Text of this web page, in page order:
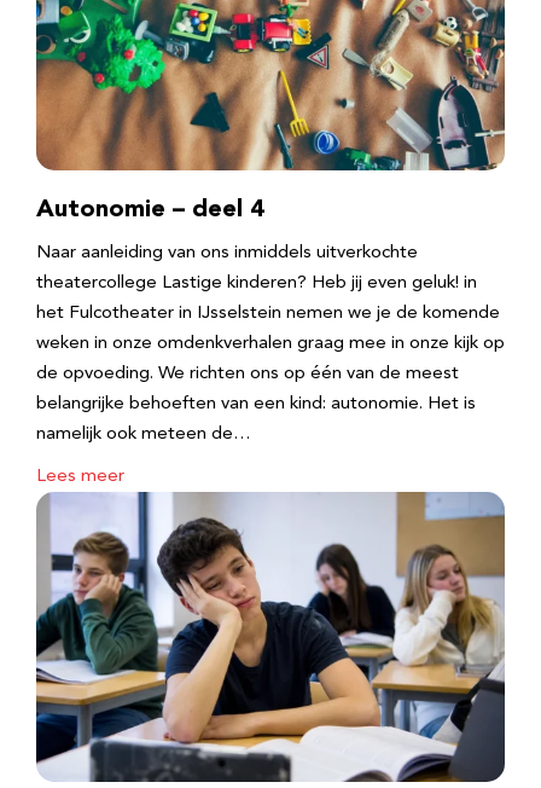
Autonomie – deel 4
Naar aanleiding van ons inmiddels uitverkochte
theatercollege Lastige kinderen? Heb jij even geluk! in
het Fulcotheater in IJsselstein nemen we je de komende
weken in onze omdenkverhalen graag mee in onze kijk op
de opvoeding. We richten ons op één van de meest
belangrijke behoeften van een kind: autonomie. Het is
namelijk ook meteen de…
Lees meer